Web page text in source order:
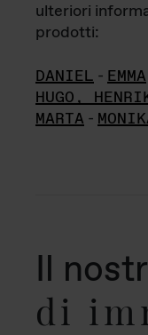
ulteriori
prodotti:
DANIEL - EMMA
HUGO,
MARTA -
Il
di